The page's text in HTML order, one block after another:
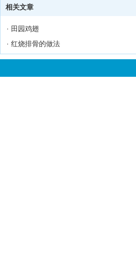
相关文章
· 田园鸡翅
· 红烧排骨的做法